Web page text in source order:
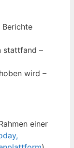
Berichte
stattfand –
wird –
einer